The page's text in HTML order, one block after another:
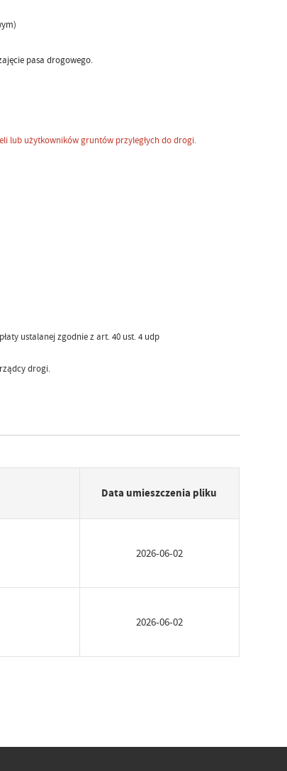
pasa drogowego.
lub użytkowników gruntów przyległych do drogi.
ustalanej zgodnie z art. 40 ust. 4 udp
drogi.
Data umieszczenia pliku
2026-06-02
2026-06-02